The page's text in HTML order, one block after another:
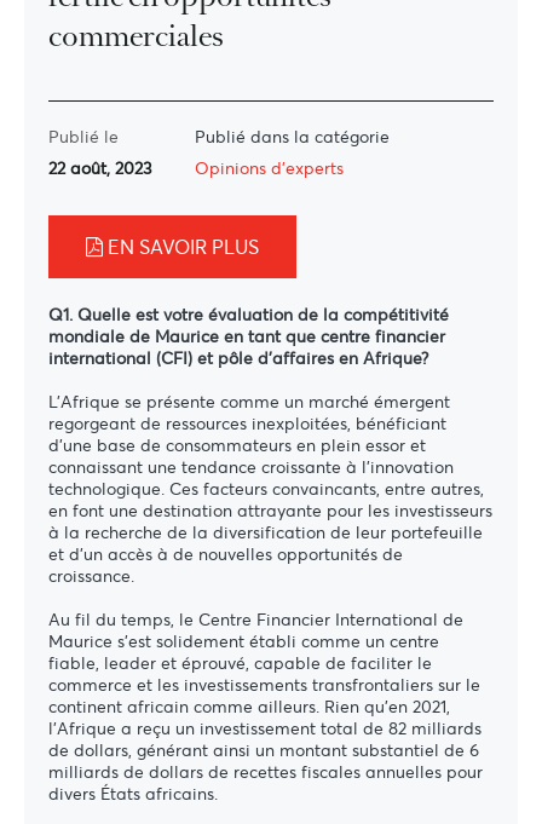
commerciales
Publié le
22 août, 2023
Publié dans la catégorie
Opinions d'experts
EN SAVOIR PLUS
Q1. Quelle est votre évaluation de la compétitivité
mondiale de Maurice en tant que centre financier
international (CFI) et pôle d'affaires en Afrique?
L'Afrique se présente comme un marché émergent
regorgeant de ressources inexploitées, bénéficiant
d'une base de consommateurs en plein essor et
connaissant une tendance croissante à l'innovation
technologique. Ces facteurs convaincants, entre autres,
en font une destination attrayante pour les investisseurs
à la recherche de la diversification de leur portefeuille
et d'un accès à de nouvellesopportunités de
croissance.
Au fil du temps, le Centre Financier International de
Maurice s'est solidement établi comme un centre
fiable, leader et éprouvé, capable de faciliter le
commerce et les investissements transfrontaliers sur le
continent africain comme ailleurs. Rien qu’en 2021,
l’Afrique a reçu un investissement total de 82 milliards
de dollars, générant ainsi un montant substantiel de 6
milliards de dollars de recettes fiscales annuelles pour
divers États africains.